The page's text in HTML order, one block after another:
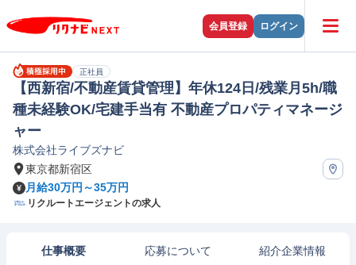
会員登録 ログイン
正社員
【西新宿/不動産賃貸管理】年休124日/残業月5h/職
種未経験OK/宅建手当有 不動産プロパティマネージ
ャー
株式会社ライブズナビ
東京都新宿区
月給30万円～35万円
リクルートエージェントの求人
仕事概要 応募について 紹介企業情報